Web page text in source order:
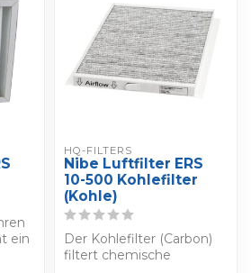
ein
HQ-FILTERS
Nibe Luftfilter ERS
10-500 Kohlefilter
(Kohle)
Der Kohlefilter (Carbon)
filtert chemische